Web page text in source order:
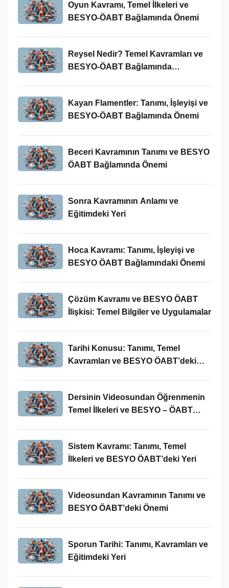
Oyun Kavramı, Temel İlkeleri ve
BESYO-ÖABT Bağlamında Önemi
Reysel Nedir? Temel Kavramları ve
BESYO-ÖABT Bağlamında
Kayan Flamentler: Tanımı, İşleyişi ve
BESYO-ÖABT Bağlamında Önemi
Beceri Kavramının Tanımı ve BESYO
ÖABT Bağlamında Önemi
Sonra Kavramının Anlamı ve
Eğitimdeki Yeri
Hoca Kavramı: Tanımı, İşleyişi ve
BESYO ÖABT Bağlamındaki Önemi
Çözüm Kavramı ve BESYO ÖABT
İlişkisi: Temel Bilgiler ve Uygulamalar
Tarihi Konusu: Tanımı, Temel
Kavramları ve BESYO ÖABT’deki
Dersinin Videosundan Öğrenmenin
Temel İlkeleri ve BESYO – ÖABT
Sistem Kavramı: Tanımı, Temel
İlkeleri ve BESYO ÖABT’deki Yeri
Videosundan Kavramının Tanımı ve
BESYO ÖABT’deki Önemi
Sporun Tarihi: Tanımı, Kavramları ve
Eğitimdeki Yeri